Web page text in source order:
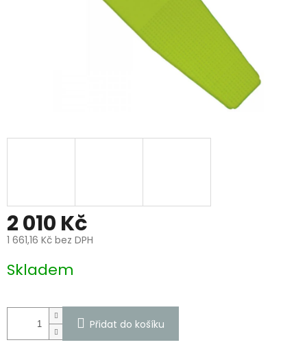
2 010 Kč
1 661,16 Kč bez DPH
cena:
Skladem
Přidat do košíku